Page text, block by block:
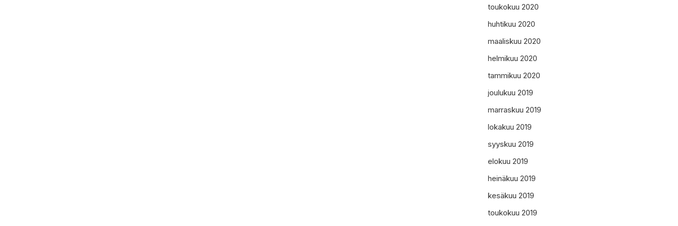
toukokuu 2020
huhtikuu 2020
maaliskuu 2020
helmikuu 2020
tammikuu 2020
joulukuu 2019
marraskuu 2019
lokakuu 2019
syyskuu 2019
elokuu 2019
heinäkuu 2019
kesäkuu 2019
toukokuu 2019